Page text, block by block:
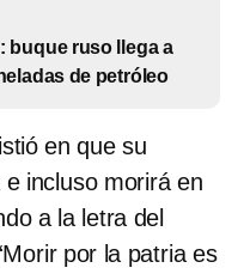
buque ruso llega a
de petróleo
en que su
incluso morirá en
a la letra del
por la patria es